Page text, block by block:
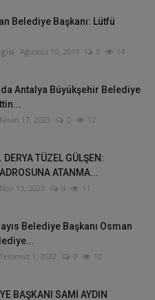
Belediye Başkanı: Lütfü
Ağustos 19, 2019 0 14
Antalya Büyükşehir Belediye
Nisan 17, 2023 0 12
TÜZEL GÜLŞEN:
ATANMA...
Nov 13, 2023 0 11
Belediye Başkanı Osman
Temmuz 1, 2022 0 10
BAŞKANI SAMİ AYDIN